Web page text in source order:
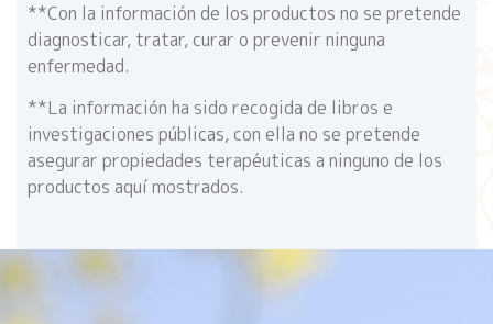
**Con la información de los productos no se pretende
diagnosticar, tratar, curar o prevenir ninguna
enfermedad.
**La información ha sido recogida de libros e
investigaciones públicas, con ella no se pretende
asegurar propiedades terapéuticas a ninguno de los
productos aquí mostrados.